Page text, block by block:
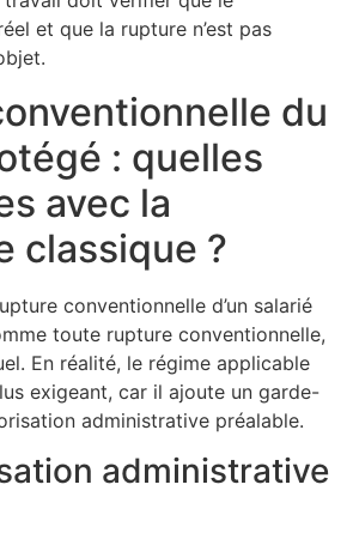
et que la rupture n’est pas
du
: quelles
avec la
classique ?
conventionnelle d’un salarié
toute rupture conventionnelle,
En réalité, le régime applicable
exigeant, car il ajoute un garde-
administrative préalable.
administrative